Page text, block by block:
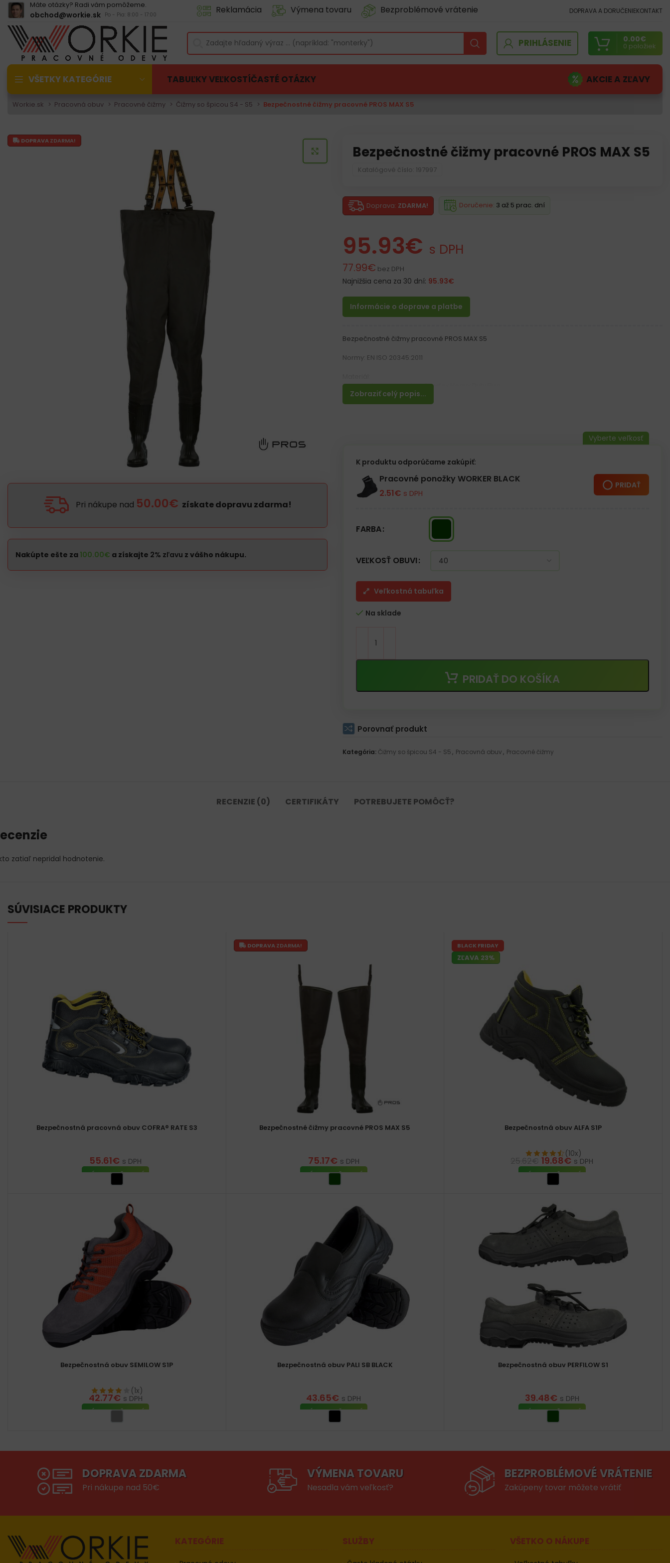
Máte otázky? Radi vám pomôžeme.
obchod@workie.sk Po - Pia: 8:00 - 17:00 Reklamácia Výmena tovaru Bezproblémové vrátenie DOPRAVA A DORUČENIEKONTAKT
PRIHLÁSENIE 0 položiek
0.00€
VŠETKY KATEGÓRIE TABUĽKY VEĽKOSTÍČASTÉ OTÁZKY AKCIE A ZĽAVY
Workie.sk Pracovná obuv Pracovné čižmy Čižmy so špicou S4 - S5 Bezpečnostné čižmy pracovné PROS MAX S5
DOPRAVAZDARMA!
KLIKNITE PRE ZVÄČŠENIE
Pri nákupe nad 50.00€ získate dopravu zdarma!
Nakúpte ešte za 100.00€ a získajte 2% zľavu z vášho nákupu.
Bezpečnostné čižmy pracovné PROS MAX S5
Katalógové číslo: 197997
Doprava: ZDARMA! Doručenie: 3 až 5 prac. dní
95.93€ s DPH
77.99€ bez DPH
Najnižšia cena za 30 dní: 95.93€
Informácie o doprave a platbe
Zobraziť celý popis...
Bezpečnostné čižmy pracovné PROS MAX S5
Normy: EN ISO 20345:2011
Vyrobené z odolnej látky Plavitex Heavy Duty Fluo
Vlastnosti:
– Zosilnené na kolenách
– Elastické, široké gumové podväzky
– Možnosť nastavenia pásu
– Odolné švy na oboch stranách zvarené
– Kategória S5 SRC
K produktu odporúčame zakúpiť:
Pracovné ponožky WORKER BLACK
2.51€ s DPH
PRIDAŤ
FARBA
VEĽKOSŤ OBUVI
Veľkostná tabuľka
Na sklade
PRIDAŤ DO KOŠÍKA
Porovnať produkt
Kategória: Čižmy so špicou S4 - S5 , Pracovná obuv , Pracovné čižmy
RECENZIE (0) CERTIFIKÁTY POTREBUJETE POMÔCŤ?
zatiaľ nepridal hodnotenie.
SÚVISIACE PRODUKTY
Bezpečnostná pracovná obuv COFRA® RATE S3
55.61€ s DPH
VÝBER MOŽNOSTÍ
DOPRAVAZDARMA!
Bezpečnostné čižmy pracovné PROS MAX S5
75.17€ s DPH
VÝBER MOŽNOSTÍ
BLACK FRIDAY
ZĽAVA 23%
Bezpečnostná obuv ALFA S1P
(10x)
19.68€ s DPH
VÝBER MOŽNOSTÍ
Bezpečnostná obuv SEMILOW S1P
(1x)
42.77€ s DPH
VÝBER MOŽNOSTÍ
Bezpečnostná obuv PALI SB BLACK
43.65€ s DPH
VÝBER MOŽNOSTÍ
Bezpečnostná obuv PERFILOW S1
39.48€ s DPH
VÝBER MOŽNOSTÍ
DOPRAVA ZDARMA
Pri nákupe nad 50€
VÝMENA TOVARU
Nesadla vám veľkosť?
BEZPROBLÉMOVÉ VRÁTENIE
Zakúpeny tovar môžete vrátiť
KATEGÓRIE SLUŽBY VŠETKO O NÁKUPE